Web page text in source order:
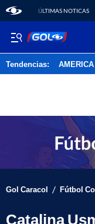
ÚLTIMAS NOTICAS
Tendencias:
Gol Caracol / Fútbol
Catalina